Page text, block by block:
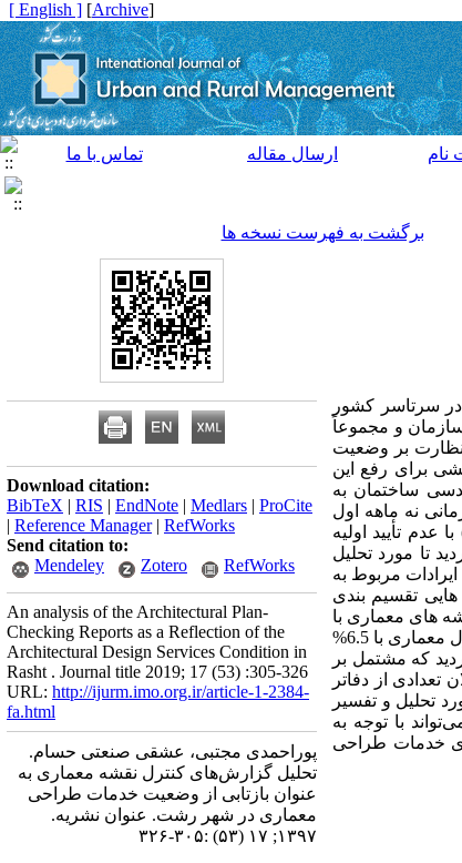
[
Archive
]
[ English ]
نام ارسال مقاله تماس با ما
برگشت به فهرست نسخه ها
سرتاسر کشور
و مجموعاً
نظارت بر وضعیت
برای رفع این
ساختمان به
نه ماهه اول
پرونده ساختمانی بوده است، مورد بررسی قرار گرفتند. از این میان 954 پرونده (52%) با عدم تأیید اولیه
فرمول‌ کوکران تعداد 419 پرونده انتخاب گردید تا مورد تحلیل
مربوط به
تقسیم بندی
رعایت مقررات ملی ساختمان با 15%، مغایرت نقشه های معماری با
سازه با 10% و عدم رعایت ضوابط فنی اختصاصی سازمان استان با 7% و ایرادات مبتنی بر تشخیص کارشناس کنترل معماری با 6.5%
که مشتمل بر
از دفاتر
تحلیل و تفسیر
با توجه به
خدمات طراحی
Download citation:
BibTeX | RIS | EndNote | Medlars | ProCite
| Reference Manager| RefWorks
Send citation to:
Mendeley
Zotero RefWorks
An analysis of the Architectural Plan-
Checking Reports as a Reflection of the
Architectural Design Services Condition in
Rasht . Journal title 2019; 17 (53) :305-326
URL: http://ijurm.imo.org.ir/article-1-2384-
fa.html
پوراحمدی مجتبی، عشقی صنعتی حسام.
تحلیل گزارش‌های کنترل نقشه‌ معماری به
عنوان بازتابی از وضعیت خدمات طراحی
معماری در شهر رشت. عنوان نشریه.
۱۳۹۷; ۱۷ (۵۳) :۳۰۵-۳۲۶